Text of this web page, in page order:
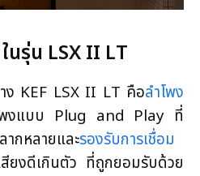
นรุ่น LSX II LT
ง KEF LSX II LT คือลำโพง
พงแบบ Plug and Play ที่
ากหลายและรองรับการเชื่อม
สียงดีเกินตัว ที่ถูกยอมรับด้วย